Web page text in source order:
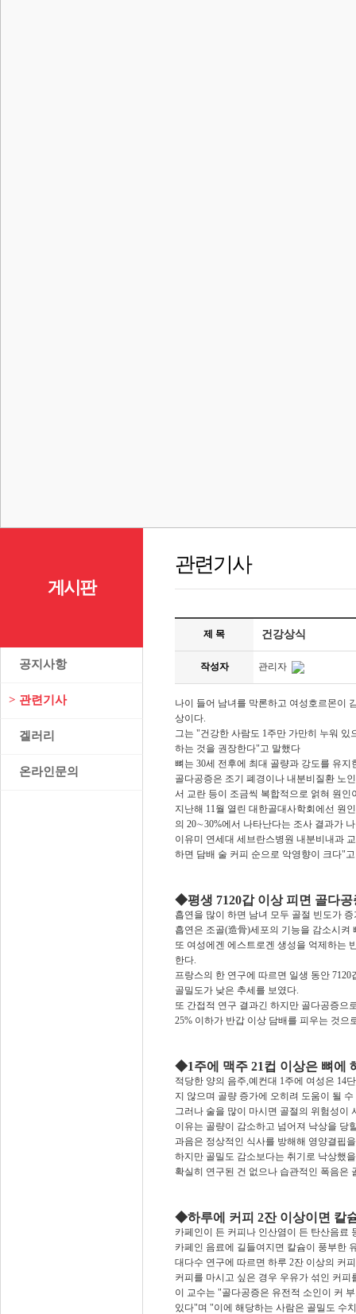
게시판
공지사항
> 관련기사
겔러리
온라인문의
관련기사
제 목 건강상식
작성자 관리자
나이 들어 남녀를 막론하고 여성호르몬이
상이다.
그는 "건강한 사람도 1주만 가만히 누워
하는 것을 권장한다"고 말했다
뼈는 30세 전후에 최대 골량과 강도를 유
골다공증은 조기 폐경이나 내분비질환 노
서 교란 등이 조금씩 복합적으로 얽혀 원
지난해 11월 열린 대한골대사학회에선 원
의 20∼30%에서 나타난다는 조사 결과가
이유미 연세대 세브란스병원 내분비내과
하면 담배 술 커피 순으로 악영향이 크다"
◆평생 7120갑 이상 피면 골다공
흡연을 많이 하면 남녀 모두 골절 빈도가
흡연은 조골(造骨)세포의 기능을 감소시
또 여성에겐 에스트로겐 생성을 억제하는
한다.
프랑스의 한 연구에 따르면 일생 동안
골밀도가 낮은 추세를 보였다.
또 간접적 연구 결과긴 하지만 골다공증으
25% 이하가 반갑 이상 담배를 피우는 것으
◆1주에 맥주 21컵 이상은 뼈에
적당한 양의 음주,예컨대 1주에 여성은 14
지 않으며 골량 증가에 오히려 도움이 될 수
그러나 술을 많이 마시면 골절의 위험성이
이유는 골량이 감소하고 넘어져 낙상을 당
과음은 정상적인 식사를 방해해 영양결핍
하지만 골밀도 감소보다는 취기로 낙상했
확실히 연구된 건 없으나 습관적인 폭음은
◆하루에 커피 2잔 이상이면 칼
카페인이 든 커피나 인산염이 든 탄산음료
카페인 음료에 길들여지면 칼슘이 풍부한
대다수 연구에 따르면 하루 2잔 이상의 커
커피를 마시고 싶은 경우 우유가 섞인 커피
이 교수는 "골다공증은 유전적 소인이 커
있다"며 "이에 해당하는 사람은 골밀도 수